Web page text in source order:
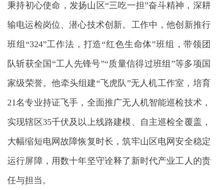
秉持初心使命，发扬山区“三吃一担”奋斗精神，深耕
输电运检岗位、潜心技术创新。工作中，他创新推行
班组“324”工作法，打造“红色生命体”班组，带领团
队斩获全国“工人先锋号”“质量信得过班组”等多项国
家级荣誉。他牵头组建“飞虎队”无人机工作室，培育
21名专业持证飞手，全面推广无人机智能巡检技术，
实现辖区35千伏及以上线路建模、自主巡检全覆盖，
大幅缩短电网故障恢复时长，筑牢山区电网安全稳定
运行屏障，用数十年坚守诠释了新时代产业工人的责
任与担当。